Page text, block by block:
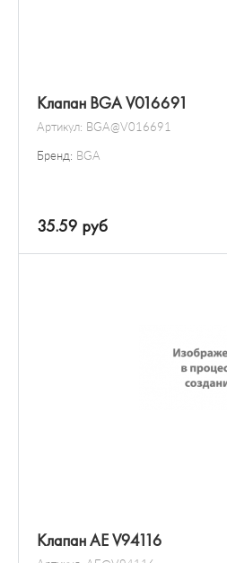
Клапан BGA V016691
Артикул: BGA@V016691
Бренд: BGA
35.59 руб
Клапан AE V94116